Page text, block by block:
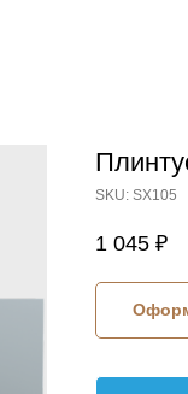
SKU: SX105
1 045 ₽